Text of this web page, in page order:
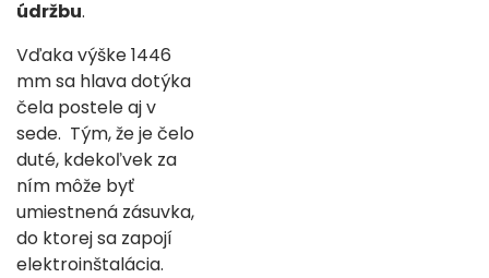
údržbu.
Vďaka výške 1446
mm sa hlava dotýka
čela postele aj v
sede. Tým, že je čelo
duté, kdekoľvek za
ním môže byť
umiestnená zásuvka,
do ktorej sa zapojí
elektroinštalácia.